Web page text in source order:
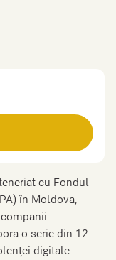
cu Fondul
în Moldova,
o serie din 12
digitale.